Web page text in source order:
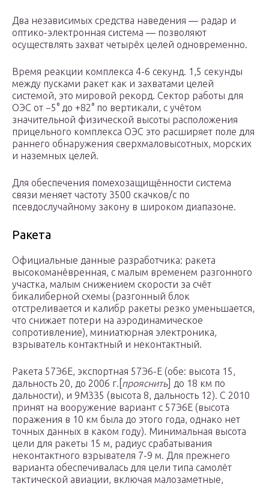
Два независимых средства наведения — радар и
оптико-электронная система — позволяют
осуществлять захват четырёх целей одновременно.
Время реакции комплекса 4-6 секунд. 1,5 секунды
между пусками ракет как и захватами целей
системой, это мировой рекорд. Сектор работы для
ОЭС от −5° до +82° по вертикали, с учётом
значительной физической высоты расположения
прицельного комплекса ОЭС это расширяет поле для
раннего обнаружения сверхмаловысотных, морских
и наземных целей.
Для обеспечения помехозащищённости система
связи меняет частоту 3500 скачков/с по
псевдослучайному закону в широком диапазоне.
Ракета
Официальные данные разработчика: ракета
высокоманёвренная, с малым временем разгонного
участка, малым снижением скорости за счёт
бикалиберной схемы (разгонный блок
отстреливается и калибр ракеты резко уменьшается,
что снижает потери на аэродинамическое
сопротивление), миниатюрная электроника,
взрыватель контактный и неконтактный.
Ракета 57Э6Е, экспортная 57Э6-Е (обе: высота 15,
дальность 20, до 2006 г.[ прояснить] до 18 км по
дальности), и 9М335 (высота 8, дальность 12). С 2010
принят на вооружение вариант с 57Э6Е (высота
поражения в 10 км была до этого года, однако нет
точных данных в каком году). Минимальная высота
цели для ракеты 15 м, радиус срабатывания
неконтактного взрывателя 7-9 м. Для прежнего
варианта обеспечивалась для цели типа самолёт
тактической авиации, включая малозаметные,